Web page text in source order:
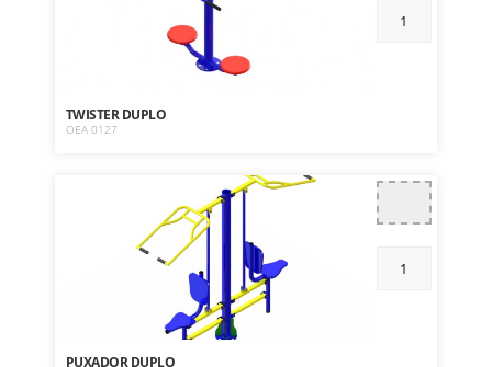
TWISTER DUPLO
OEA 0127
PUXADOR DUPLO